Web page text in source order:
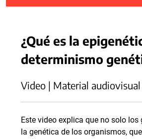
¿Qué es la
determinismo
Video | Material audiovisual
Este video explica que no solo los
la genética de los organismos,